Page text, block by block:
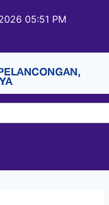
05:51 PM